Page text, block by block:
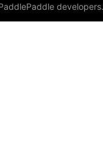
developers.